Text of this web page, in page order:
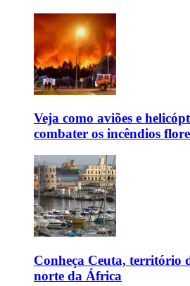
Veja como aviões e
combater os incêndios
Conheça Ceuta, território
norte da África